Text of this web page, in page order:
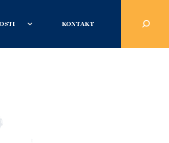
KONTAKT